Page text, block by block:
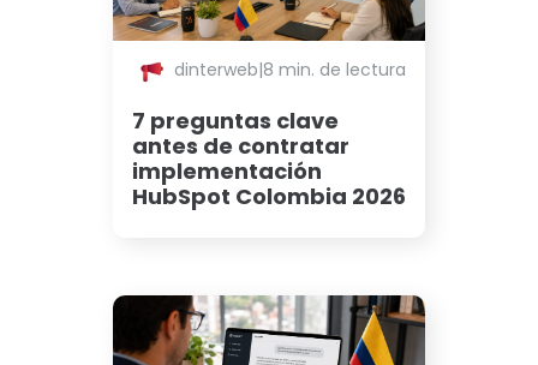
dinterweb|8 min. de lectura
7 preguntas clave
antes de contratar
implementación
HubSpot Colombia 2026